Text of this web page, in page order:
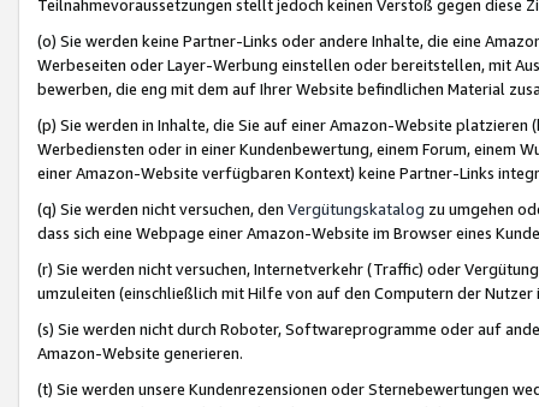
Teilnahmevoraussetzungen stellt jedoch keinen Verstoß gegen diese
(o) Sie werden keine Partner-Links oder andere Inhalte, die eine
Werbeseiten oder Layer-Werbung einstellen oder bereitstellen, mit
bewerben, die eng mit dem auf Ihrer Website befindlichen Material
(p) Sie werden in Inhalte, die Sie auf einer Amazon-Website
Werbediensten oder in einer Kundenbewertung, einem Forum, einem
einer Amazon-Website verfügbaren Kontext) keine Partner-Links
(q) Sie werden nicht versuchen, den Vergütungskatalog zu umgehen
dass sich eine Webpage einer Amazon-Website im Browser eines
(r) Sie werden nicht versuchen, Internetverkehr (Traffic) oder
umzuleiten (einschließlich mit Hilfe von auf den Computern der
(s) Sie werden nicht durch Roboter, Softwareprogramme oder auf
Amazon-Website generieren.
(t) Sie werden unsere Kundenrezensionen oder Sternebewertungen